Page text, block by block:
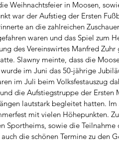
Weihnachtsfeier in Moosen,
war der Aufstieg der Ersten
an die zahlreichen
waren und das Spiel zum
des Vereinswirtes Manfred Zuhr
Slawny meinte, dass die
im Juni das 50-jährige
im Juli beim Volksfestauszug
die Aufstiegstruppe der Ersten
lautstark begleitet hatten.
mit vielen Höhepunkten.
Sportheims, sowie die
die schönen Termine zu den